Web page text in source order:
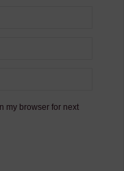
my browser for next